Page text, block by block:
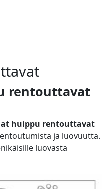
rentouttavat
huippu rentouttavat
ja luovuutta.
luovasta